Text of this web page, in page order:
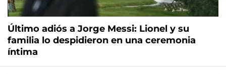
Último adiós a Jorge Messi: Lionel y su
familia lo despidieron en una ceremonia
íntima